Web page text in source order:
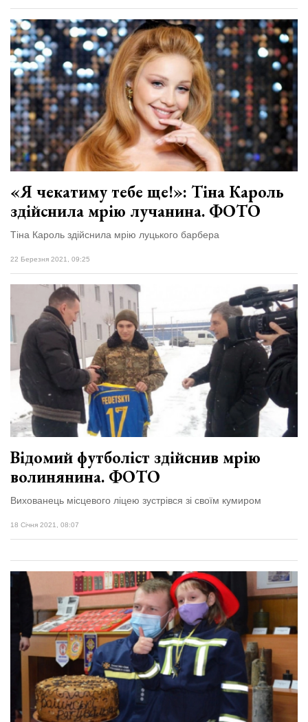
«Я чекатиму тебе ще!»: Тіна Кароль
здійснила мрію лучанина. ФОТО
Тіна Кароль здійснила мрію луцького барбера
22 Березня 2021, 09:25
Відомий футболіст здійснив мрію
волинянина. ФОТО
Вихованець місцевого ліцею зустрівся зі своїм кумиром
18 Січня 2021, 08:07